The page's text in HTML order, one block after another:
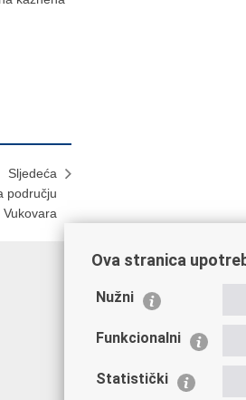
Sljedeća
području
Vukovara
Važne poveznice
Ministarstvo unutarnjih
Udruge
Policijska akademija
Ova stranica
Nužni
Funkcionalni
Statistički